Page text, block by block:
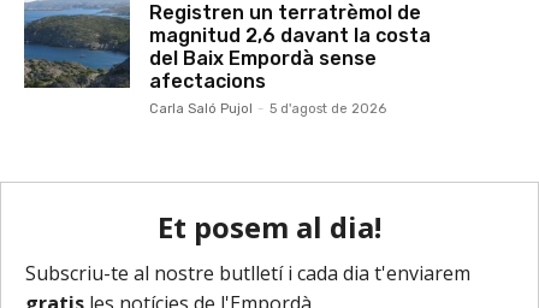
Registren un terratrèmol de
magnitud 2,6 davant la costa
del Baix Empordà sense
afectacions
Carla Saló Pujol - 5 d'agost de 2026